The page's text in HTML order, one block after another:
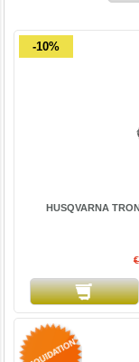
-10%
HUSQVARNA